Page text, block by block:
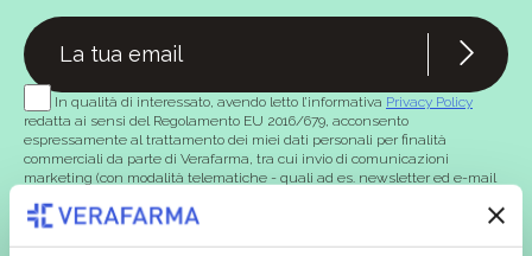
In qualità di interessato, avendo letto l’informativa Privacy Policy
redatta ai sensi del Regolamento EU 2016/679, acconsento
espressamente al trattamento dei miei dati personali per finalità
commerciali da parte di Verafarma, tra cui invio di comunicazioni
marketing (con modalità telematiche - quali ad es. newsletter ed e-mail
es. posta cartacea)